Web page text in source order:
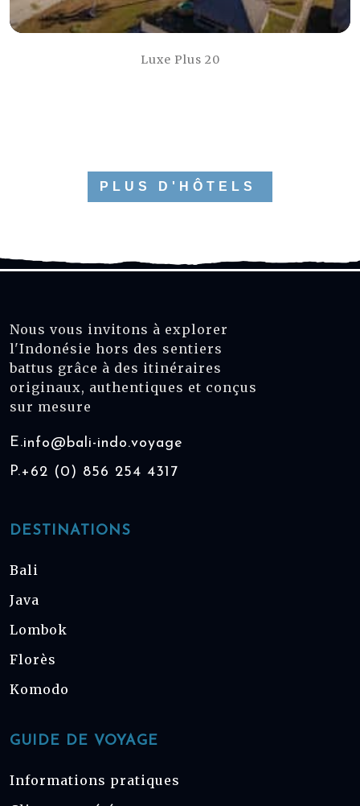
Luxe Plus 20
PLUS D'HÔTELS
Nous vous invitons à explorer
l'Indonésie hors des sentiers
battus grâce à des itinéraires
originaux, authentiques et conçus
sur mesure
E.info@bali-indo.voyage
P.+62 (0) 856 254 4317
DESTINATIONS
Bali
Java
Lombok
Florès
Komodo
GUIDE DE VOYAGE
Informations pratiques